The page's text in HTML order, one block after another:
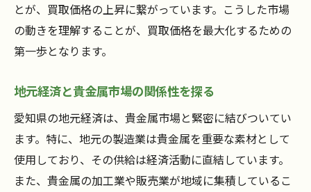
とが、買取価格の上昇に繋がっています。こうした市場
の動きを理解することが、買取価格を最大化するための
第一歩となります。
地元経済と貴金属市場の関係性を探る
愛知県の地元経済は、貴金属市場と緊密に結びついてい
ます。特に、地元の製造業は貴金属を重要な素材として
使用しており、その供給は経済活動に直結しています。
また、貴金属の加工業や販売業が地域に集積しているこ